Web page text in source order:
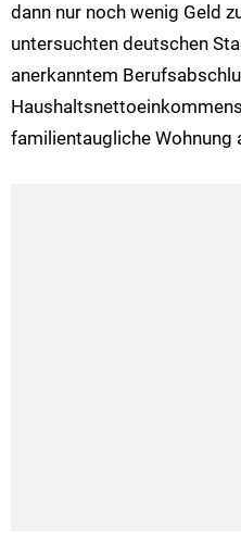
dann nur noch wenig Geld
untersuchten deutschen
anerkanntem
familientaugliche Wohnung